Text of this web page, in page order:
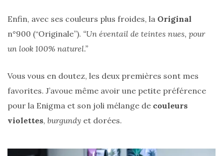
Enfin, avec ses couleurs plus froides, la Original
n°900 (“Originale”). “Un éventail de teintes nues, pour
un look 100% naturel.”
Vous vous en doutez, les deux premières sont mes
favorites. J’avoue même avoir une petite préférence
pour la Enigma et son joli mélange de couleurs
violettes, burgundy et dorées.